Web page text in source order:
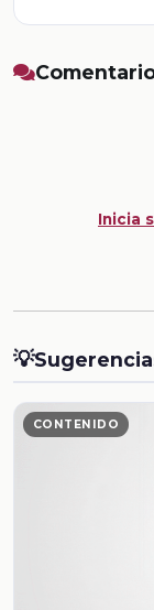
Inicia
💡
CONTENIDO